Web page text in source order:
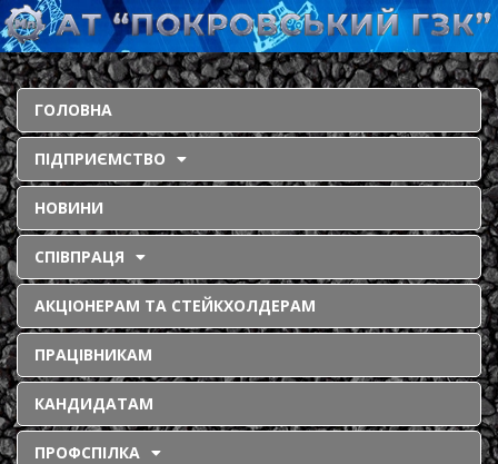
ГОЛОВНА
ПІДПРИЄМСТВО
НОВИНИ
СПІВПРАЦЯ
АКЦІОНЕРАМ ТА СТЕЙКХОЛДЕРАМ
ПРАЦІВНИКАМ
КАНДИДАТАМ
ПРОФСПІЛКА